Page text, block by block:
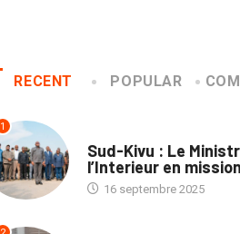
RECENT POPULAR
1
Sud-Kivu : Le
l’Interieur en
16 septembre 2025